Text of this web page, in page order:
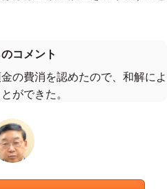
コメント
の費消を認めたので、和解によ
ができた。